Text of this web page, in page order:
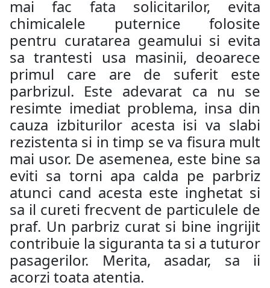
mai fac fata solicitarilor, evita
chimicalele puternice folosite
pentru curatarea geamului si evita
sa trantesti usa masinii, deoarece
primul care are de suferit este
parbrizul. Este adevarat ca nu se
resimte imediat problema, insa din
cauza izbiturilor acesta isi va slabi
rezistenta si in timp se va fisura mult
mai usor. De asemenea, este bine sa
eviti sa torni apa calda pe parbriz
atunci cand acesta este inghetat si
sa il cureti frecvent de particulele de
praf. Un parbriz curat si bine ingrijit
contribuie la siguranta ta si a tuturor
pasagerilor. Merita, asadar, sa ii
acorzi toata atentia.